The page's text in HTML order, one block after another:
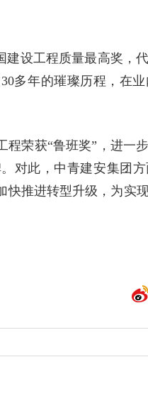
建设工程质量最高奖，
多年的璀璨历程，在
荣获“鲁班奖”，进一
对此，中青建安集团
推进转型升级，为实